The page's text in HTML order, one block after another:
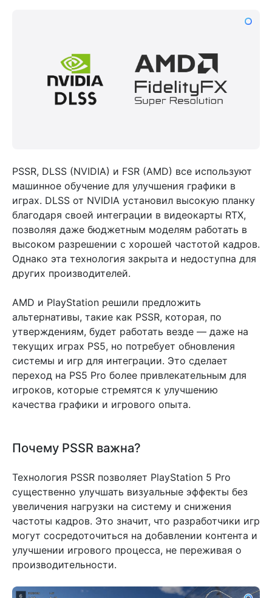
PSSR, DLSS (NVIDIA) и FSR (AMD) все используют
машинное обучение для улучшения графики в
играх. DLSS от NVIDIA установил высокую планку
благодаря своей интеграции в видеокарты RTX,
позволяя даже бюджетным моделям работать в
высоком разрешении с хорошей частотой кадров.
Однако эта технология закрыта и недоступна для
других производителей.
AMD и PlayStation решили предложить
альтернативы, такие как PSSR, которая, по
утверждениям, будет работать везде — даже на
текущих играх PS5, но потребует обновления
системы и игр для интеграции. Это сделает
переход на PS5 Pro более привлекательным для
игроков, которые стремятся к улучшению
качества графики и игрового опыта.
Почему PSSR важна?
Технология PSSR позволяет PlayStation 5 Pro
существенно улучшать визуальные эффекты без
увеличения нагрузки на систему и снижения
частоты кадров. Это значит, что разработчики игр
могут сосредоточиться на добавлении контента и
улучшении игрового процесса, не переживая о
производительности.